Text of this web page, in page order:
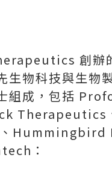
創辦
生物科技與生物
組成，包括
Therapeutics
Hummingbird
：